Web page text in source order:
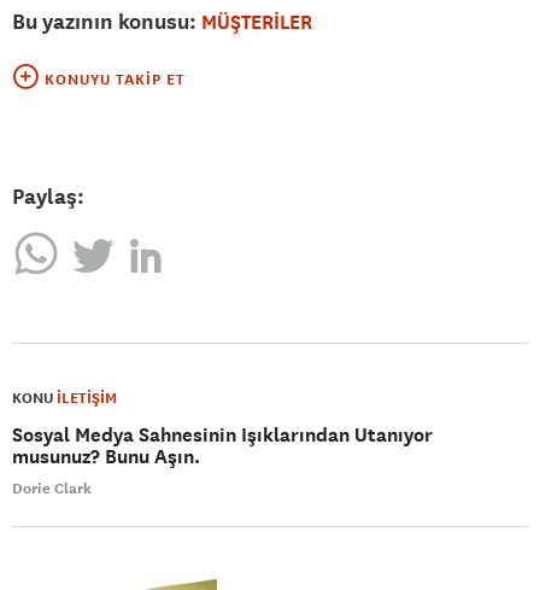
Bu yazının konusu: MÜŞTERİLER
KONUYU TAKIP ET
Paylaş:
KONU İLETİŞİM
Sosyal Medya Sahnesinin Işıklarından Utanıyor
musunuz? Bunu Aşın.
Dorie Clark